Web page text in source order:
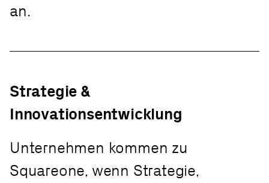
an.
Strategie &
Innovationsentwicklung
Unternehmen kommen zu
Squareone, wenn Strategie,